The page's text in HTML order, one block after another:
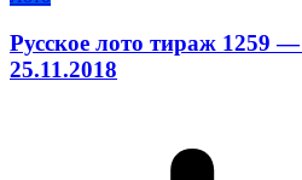
Русское лото тираж 1259
25.11.2018